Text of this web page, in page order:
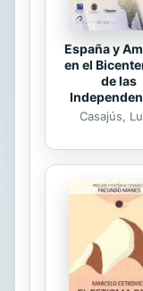
España y
en el
de las
Casajús,